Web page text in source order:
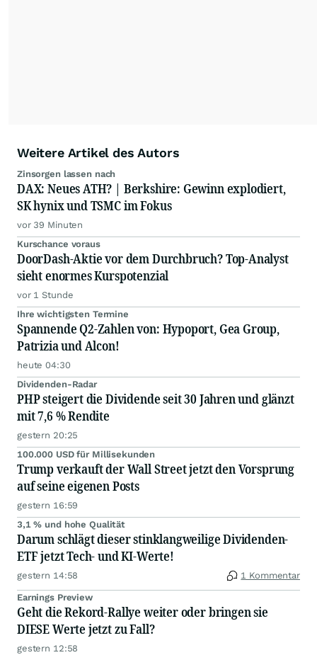
Weitere Artikel des Autors
Zinsorgen lassen nach
DAX: Neues ATH? | Berkshire: Gewinn explodiert,
SK hynix und TSMC im Fokus
vor 39 Minuten
Kurschance voraus
DoorDash-Aktie vor dem Durchbruch? Top-Analyst
sieht enormes Kurspotenzial
vor 1 Stunde
Ihre wichtigsten Termine
Spannende Q2-Zahlen von: Hypoport, Gea Group,
Patrizia und Alcon!
heute 04:30
Dividenden-Radar
PHP steigert die Dividende seit 30 Jahren und glänzt
mit 7,6 % Rendite
gestern 20:25
100.000 USD für Millisekunden
Trump verkauft der Wall Street jetzt den Vorsprung
auf seine eigenen Posts
gestern 16:59
3,1 % und hohe Qualität
Darum schlägt dieser stinklangweilige Dividenden-
ETF jetzt Tech- und KI-Werte!
gestern 14:58 1 Kommentar
Earnings Preview
Geht die Rekord-Rallye weiter oder bringen sie
DIESE Werte jetzt zu Fall?
gestern 12:58